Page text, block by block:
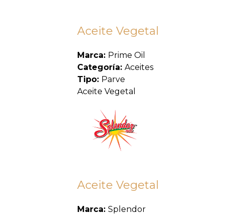
Aceite Vegetal
Marca: Prime Oil
Categoría: Aceites
Tipo: Parve
Aceite Vegetal
Aceite Vegetal
Marca: Splendor